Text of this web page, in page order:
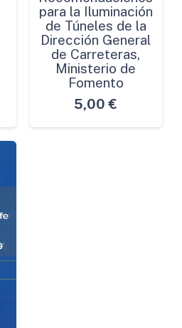
para la Iluminación
de Túneles de la
Dirección General
de Carreteras,
Ministerio de
Fomento
5,00 €